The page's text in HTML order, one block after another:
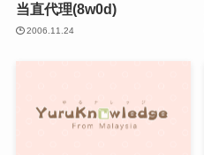
当直代理(8w0d)
2006.11.24